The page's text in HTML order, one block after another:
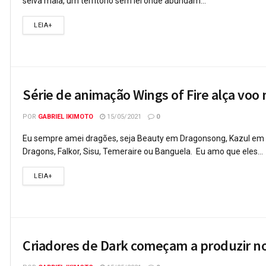
LEIA+
Série de animação Wings of Fire alça
POR GABRIEL IKIMOTO 15/05/2021 0
Eu sempre amei dragões, seja Beauty em Dragonsong, Kazul
Dragons, Falkor, Sisu, Temeraire ou Banguela. Eu amo que eles...
LEIA+
Criadores de Dark começam a produzir